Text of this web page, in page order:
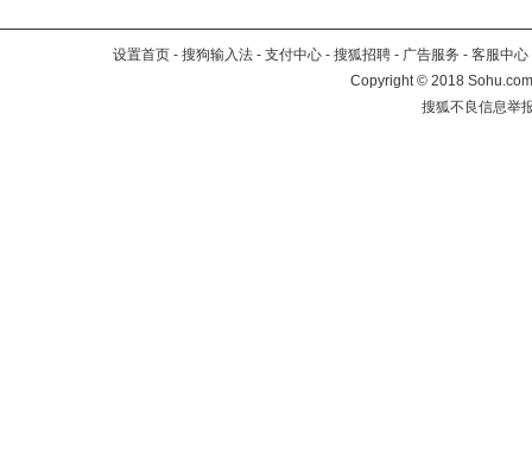
设置首页 - 搜狗输入法 - 支付中心 - 搜狐招聘 - 广告服务 - 客服中心
Copyright©2018
搜狐不良信息举